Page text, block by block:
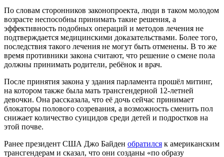
По словам сторонников законопроекта, люди в таком молодом
возрасте неспособны принимать такие решения, а
эффективность подобных операций и методов лечения не
подтверждается медицинскими доказательствами. Более того,
последствия такого лечения не могут быть отменены. В то же
время противники закона считают, что решение о смене пола
должны принимать родители, ребёнок и врач.
После принятия закона у здания парламента прошёл митинг,
на котором также была мать трансгендерной 12-летней
девочки. Она рассказала, что её дочь сейчас принимает
блокаторы полового созревания, а возможность сменить пол
снижает количество суицидов среди детей и подростков на
этой почве.
Ранее президент США Джо Байден обратился к американским
трансгендерам и сказал, что они созданы «по образу